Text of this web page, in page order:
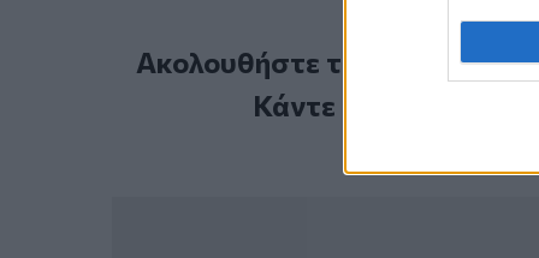
Ακολουθήστε το Cretalive
Κάντε εγγραφή στο